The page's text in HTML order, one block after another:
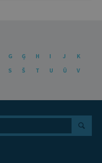
G Ģ H I J
K
S Š T U Ū
V